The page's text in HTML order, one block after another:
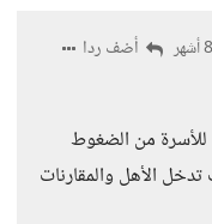
أضف ردا
من الضغوط
الأهل والمقارنات